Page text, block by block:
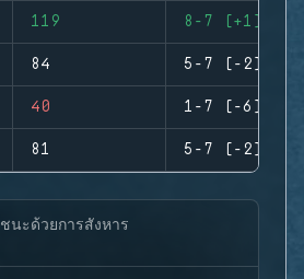
119 8-7 (+1)
84 5-7 (-2)
40 1-7 (-6)
81 5-7 (-2)
ชนะด้วยการสังหาร